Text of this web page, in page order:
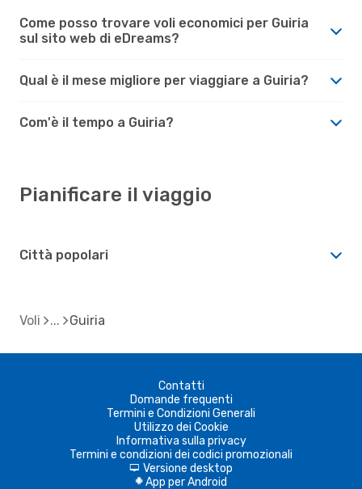
Come posso trovare voli economici per Guiria
sul sito web di eDreams?
Qual è il mese migliore per viaggiare a Guiria?
Com'è il tempo a Guiria?
Pianificare il viaggio
Città popolari
Voli Guiria
Contatti
Domande frequenti
Termini e Condizioni Generali
Utilizzo dei Cookie
Informativa sulla privacy
Termini e condizioni dei codici promozionali
d Versione desktop
A App per Android